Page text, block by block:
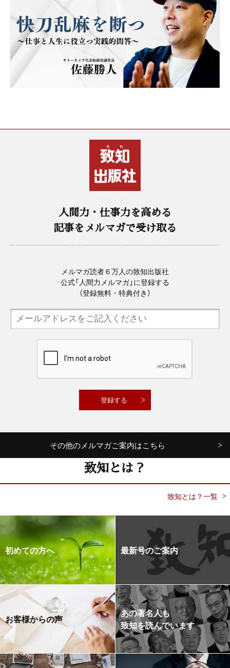
人間力・仕事力を高める
記事をメルマガで受け取る
メルマガ読者６万人の致知出版社
公式「人間力メルマガ」に登録する
（登録無料・特典付き）
その他のメルマガご案内はこちら
致知とは？
致知とは？一覧
初めての方へ 最新号のご案内
お客様からの声
あの著名人も
致知を読んでいます